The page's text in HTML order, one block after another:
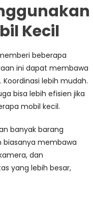
Kecil
beberapa
ini dapat membawa
lebih mudah.
bisa lebih efisien jika
mobil kecil.
banyak barang
biasanya membawa
dan
yang lebih besar,